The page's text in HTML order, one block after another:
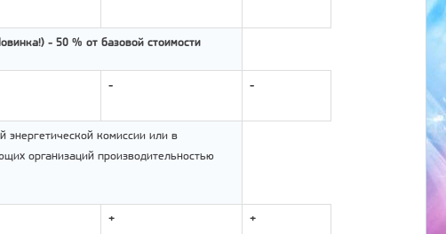
- 50 % от базовой стоимости
- -
энергетической комиссии или в
организаций производительностью
+ +